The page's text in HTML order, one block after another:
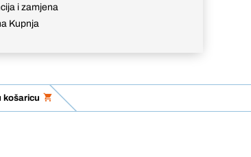
i zamjena
Kupnja
košaricu